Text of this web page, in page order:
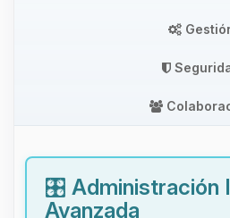
🎛️ Administración
Avanzada